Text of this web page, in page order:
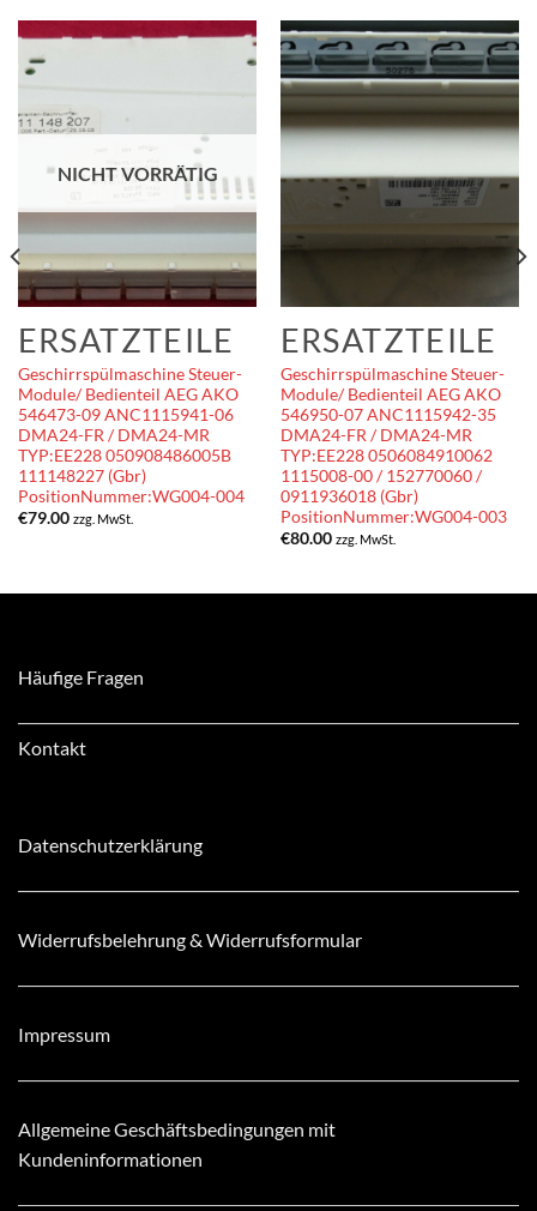
NICHT VORRÄTIG
ERSATZTEILE
Geschirrspülmaschine Steuer-
Module/ Bedienteil AEG AKO
546473-09 ANC1115941-06
DMA24-FR / DMA24-MR
TYP:EE228 050908486005B
111148227 (Gbr)
PositionNummer:WG004-004
€79.00 zzg. MwSt.
ERSATZTEILE
Geschirrspülmaschine Steuer-
Module/ Bedienteil AEG AKO
546950-07 ANC1115942-35
DMA24-FR / DMA24-MR
TYP:EE228 0506084910062
1115008-00 / 152770060 /
0911936018 (Gbr)
PositionNummer:WG004-003
€80.00 zzg. MwSt.
Häufige Fragen
Kontakt
Datenschutzerklärung
Widerrufsbelehrung & Widerrufsformular
Impressum
Allgemeine Geschäftsbedingungen mit
Kundeninformationen